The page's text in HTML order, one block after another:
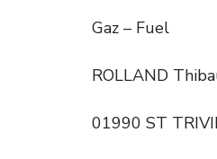
Gaz – Fuel
ROLLAND
01990 ST